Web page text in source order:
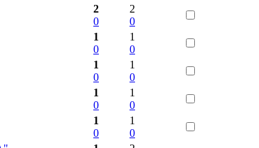
2
0
2
0
1
0
1
0
1
0
1
0
1
0
1
0
1
0
1
0